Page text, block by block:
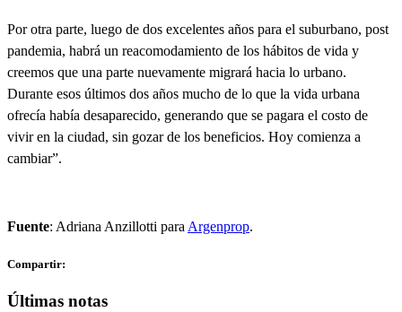
Por otra parte, luego de dos excelentes años para el suburbano, post
pandemia, habrá un reacomodamiento de los hábitos de vida y
creemos que una parte nuevamente migrará hacia lo urbano.
Durante esos últimos dos años mucho de lo que la vida urbana
ofrecía había desaparecido, generando que se pagara el costo de
vivir en la ciudad, sin gozar de los beneficios. Hoy comienza a
cambiar”.
Fuente: Adriana Anzillotti para Argenprop.
Compartir:
Últimas notas